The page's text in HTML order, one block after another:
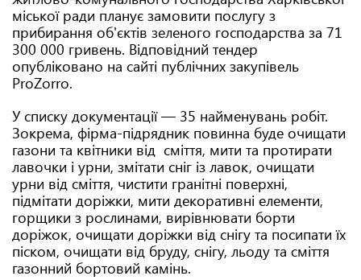
міської ради планує замовити послугу з
прибирання об'єктів зеленого господарства за 71
300 000 гривень. Відповідний тендер
опубліковано на сайті публічних закупівель
ProZorro.
У списку документації — 35 найменувань робіт.
Зокрема, фірма-підрядник повинна буде очищати
газони та квітники від сміття, мити та протирати
лавочки і урни, змітати сніг із лавок, очищати
урни від сміття, чистити гранітні поверхні,
підмітати доріжки, мити декоративні елементи,
горщики з рослинами, вирівнювати борти
доріжок, очищати доріжки від снігу та посипати їх
піском, очищати від бруду, снігу, льоду та сміття
газонний бортовий камінь.